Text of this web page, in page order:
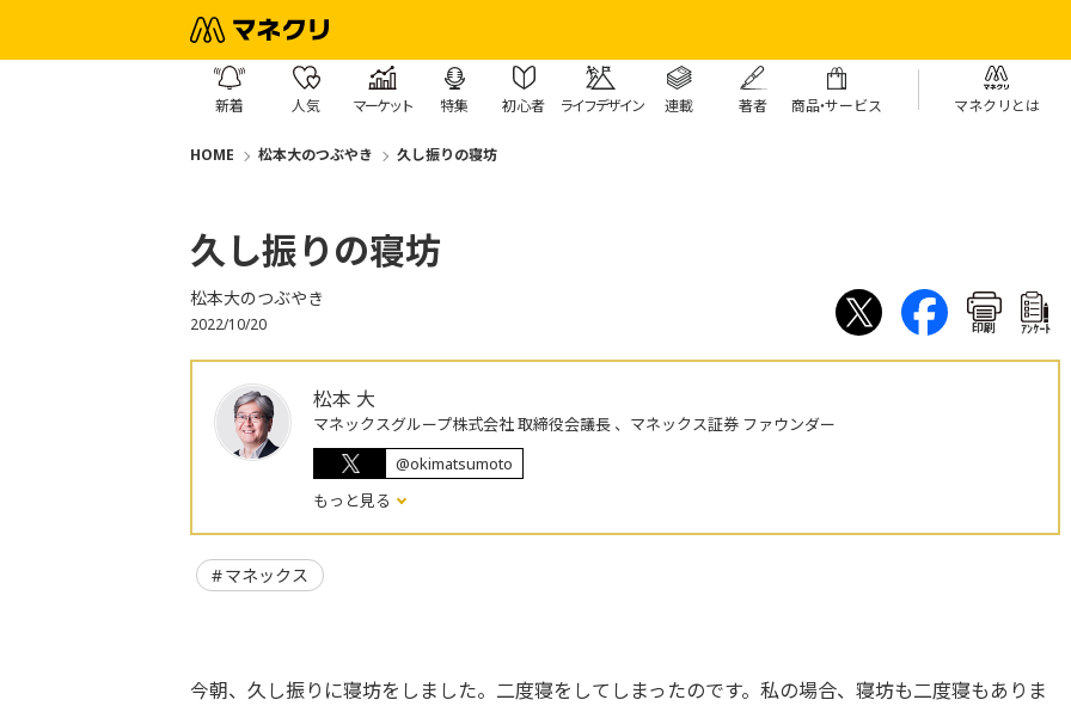
新着 人気 マーケット 特集 初心者 ライフデザイン 連載 著者 商品・サービス マネクリとは
HOME 松本大のつぶやき 久し振りの寝坊
久し振りの寝坊
松本大のつぶやき
2022/10/20 印刷 ｱﾝｹｰﾄ
松本 大
マネックスグループ株式会社 取締役会議長 、マネックス証券 ファウンダー
@okimatsumoto
もっと見る
マネックス
今朝、久し振りに寝坊をしました。二度寝をしてしまったのです。私の場合、寝坊も二度寝もありま